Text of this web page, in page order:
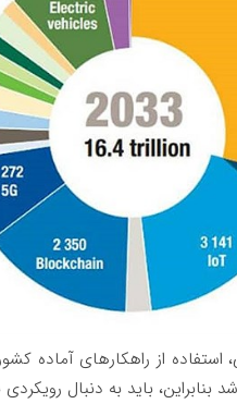
استفاده از راهکارهای آماده
بنابراین، باید به دنبال